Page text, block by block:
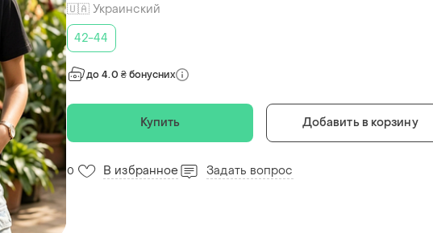
🇺🇦 Украинский
42-44
до 4.0 ₴ бонусних
Купить Добавить в корзину
0 В избранное Задать вопрос